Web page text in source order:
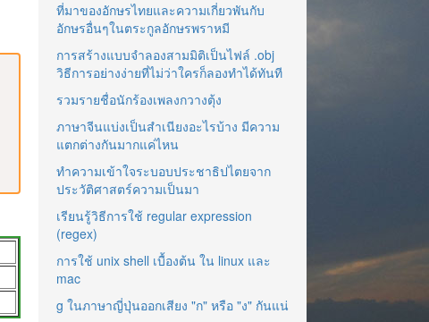
ที่มาของอักษรไทยและความเกี่ยวพันกับ
อักษรอื่นๆในตระกูลอักษรพราหมี
การสร้างแบบจำลองสามมิติเป็นไฟล์ .obj
วิธีการอย่างง่ายที่ไม่ว่าใครก็ลองทำได้ทันที
รวมรายชื่อนักร้องเพลงกวางตุ้ง
ภาษาจีนแบ่งเป็นสำเนียงอะไรบ้าง มีความ
แตกต่างกันมากแค่ไหน
ทำความเข้าใจระบอบประชาธิปไตยจาก
ประวัติศาสตร์ความเป็นมา
เรียนรู้วิธีการใช้ regular expression
(regex)
การใช้ unix shell เบื้องต้น ใน linux และ
mac
g ในภาษาญี่ปุ่นออกเสียง "ก" หรือ "ง" กันแน่